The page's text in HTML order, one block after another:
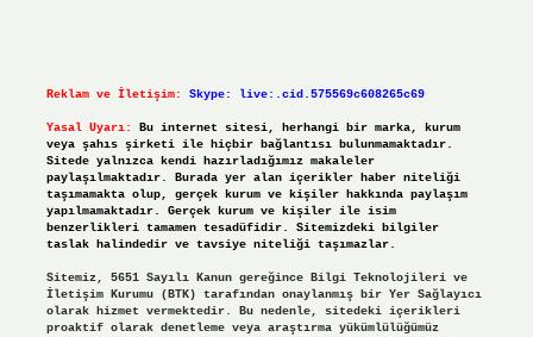
Reklam ve İletişim: Skype: live:.cid.575569c608265c69
Yasal Uyarı:
Bu internet sitesi, herhangi bir marka, kurum
veya şahıs şirketi ile hiçbir bağlantısı bulunmamaktadır.
Sitede yalnızca kendi hazırladığımız makaleler
paylaşılmaktadır. Burada yer alan içerikler haber niteliği
taşımamakta olup, gerçek kurum ve kişiler hakkında paylaşım
yapılmamaktadır. Gerçek kurum ve kişiler ile isim
benzerlikleri tamamen tesadüfidir. Sitemizdeki bilgiler
taslak halindedir ve tavsiye niteliği taşımazlar.
Sitemiz, 5651 Sayılı Kanun gereğince Bilgi Teknolojileri ve
İletişim Kurumu (BTK) tarafından onaylanmış bir Yer Sağlayıcı
olarak hizmet vermektedir. Bu nedenle, sitedeki içerikleri
proaktif olarak denetleme veya araştırma yükümlülüğümüz